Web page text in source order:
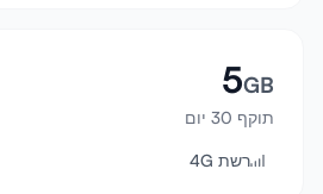
5GB
תוקף 30 יום
רשת 4G